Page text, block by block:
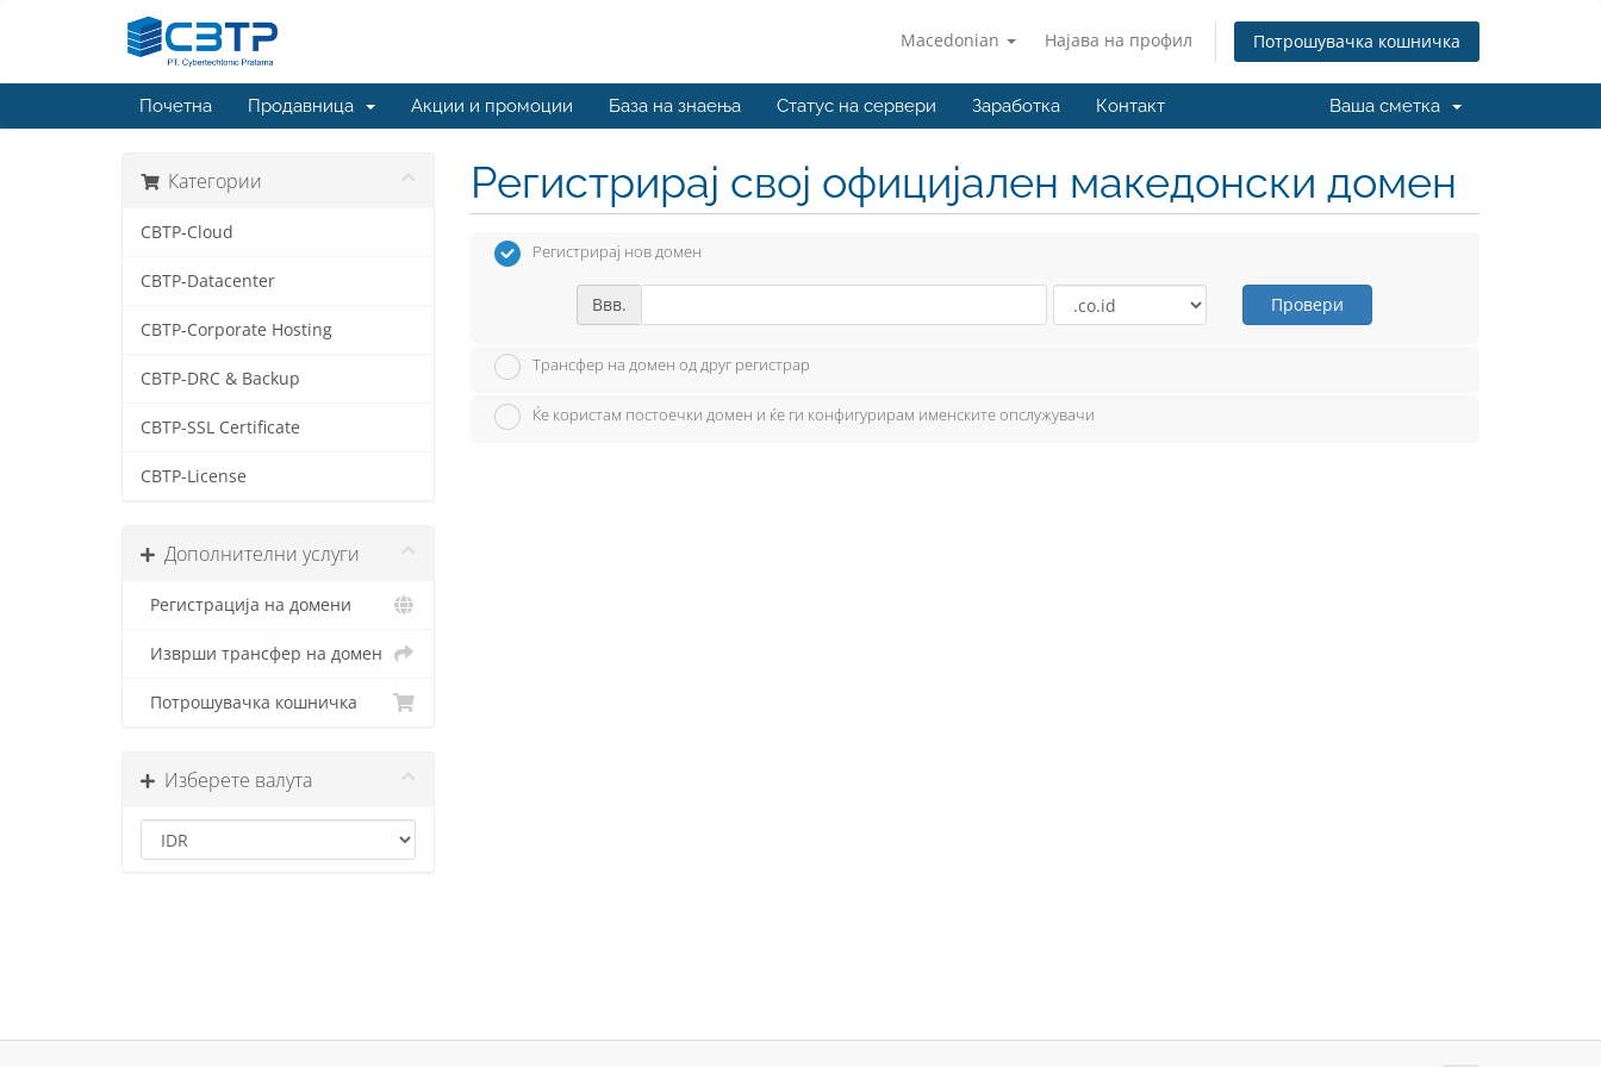
Macedonian Најава на профил Потрошувачка кошничка
Почетна Продавница Акции и промоции База на знаења Статус на сервери Заработка Контакт Ваша сметка
Категории
CBTP-Cloud
CBTP-Datacenter
CBTP-Corporate Hosting
CBTP-DRC & Backup
CBTP-SSL Certificate
CBTP-License
Дополнителни услуги
Регистрација на домени
Изврши трансфер на домен
Потрошувачка кошничка
Изберете валута
Регистрирај свој официјален македонски домен
Регистрирај нов домен
Ввв. Провери
Трансфер на домен од друг регистрар
Ќе користам постоечки домен и ќе ги конфигурирам именските опслужувачи